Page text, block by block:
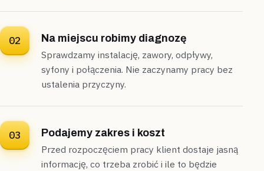
02
Na miejscu robimy diagnozę
Sprawdzamy instalację, zawory, odpływy,
syfony i połączenia. Nie zaczynamy pracy bez
ustalenia przyczyny.
03
Podajemy zakres i koszt
Przed rozpoczęciem pracy klient dostaje jasną
informację, co trzeba zrobić i ile to będzie